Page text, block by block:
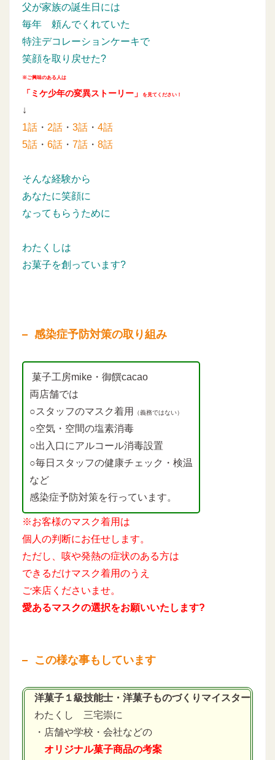
父が家族の誕生日には
毎年 頼んでくれていた
特注デコレーションケーキで
笑顔を取り戻せた?
※ご興味のある人は
「ミケ少年の変異ストーリー」 を見てください！
↓
1話 ・ 2話 ・ 3話 ・ 4話
5話 ・ 6話 ・ 7話 ・ 8話
そんな経験から
あなたに笑顔に
なってもらうために
わたくしは
お菓子を創っています?
感染症予防対策の取り組み
菓子工房mike・御饌cacao
両店舗では
○スタッフのマスク着用
（義務ではない）
○空気・空間の塩素消毒
○出入口にアルコール消毒設置
○毎日スタッフの健康チェック・検温
など
感染症予防対策を行っています。
※お客様のマスク着用は
個人の判断にお任せします。
ただし、咳や発熱の症状のある方は
できるだけマスク着用のうえ
ご来店くださいませ。
愛あるマスクの選択をお願いいたします?
この様な事もしています
洋菓子１級技能士・洋菓子ものづくりマイスター
わたくし 三宅崇に
・店舗や学校・会社などの
オリジナル菓子商品の考案